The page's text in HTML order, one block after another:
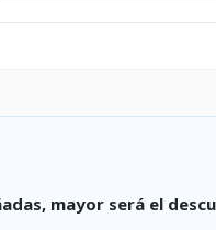
mayor será el